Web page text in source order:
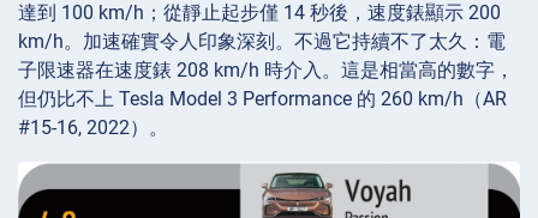
達到 100 km/h；從靜止起步僅 14 秒後，速度錶顯示 200
km/h。加速確實令人印象深刻。不過它持續不了太久：電
子限速器在速度錶 208 km/h 時介入。這是相當高的數字，
但仍比不上 Tesla Model 3 Performance 的 260 km/h（AR
#15-16, 2022）。